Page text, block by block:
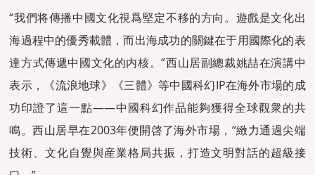
“我們将傳播中國文化視爲堅定不移的方向。遊戲是文化出
海過程中的優秀載體，而出海成功的關鍵在于用國際化的表
達方式傳遞中國文化的内核。”西山居副總裁姚喆在演講中
表示，《流浪地球》《三體》等中國科幻IP在海外市場的成
功印證了這一點——中國科幻作品能夠獲得全球觀衆的共
鳴。西山居早在2003年便開啓了海外市場，“緻力通過尖端
技術、文化自覺與産業格局共振，打造文明對話的超級接